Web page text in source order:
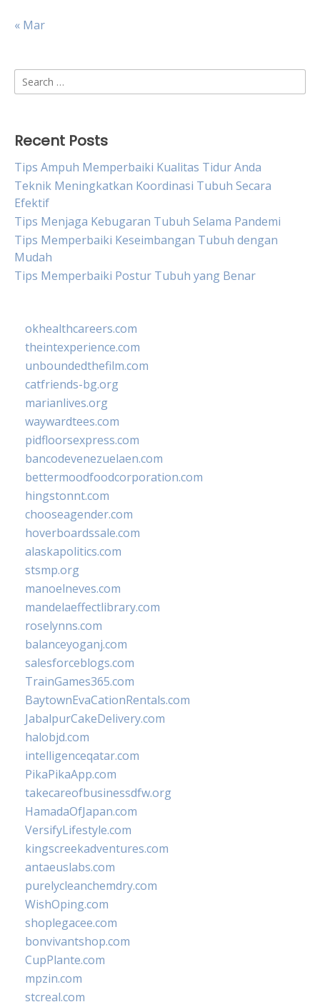
« Mar
Search
for:
Recent Posts
Tips Ampuh Memperbaiki Kualitas Tidur Anda
Teknik Meningkatkan Koordinasi Tubuh Secara
Efektif
Tips Menjaga Kebugaran Tubuh Selama Pandemi
Tips Memperbaiki Keseimbangan Tubuh dengan
Mudah
Tips Memperbaiki Postur Tubuh yang Benar
okhealthcareers.com
theintexperience.com
unboundedthefilm.com
catfriends-bg.org
marianlives.org
waywardtees.com
pidfloorsexpress.com
bancodevenezuelaen.com
bettermoodfoodcorporation.com
hingstonnt.com
chooseagender.com
hoverboardssale.com
alaskapolitics.com
stsmp.org
manoelneves.com
mandelaeffectlibrary.com
roselynns.com
balanceyoganj.com
salesforceblogs.com
TrainGames365.com
BaytownEvaCationRentals.com
JabalpurCakeDelivery.com
halobjd.com
intelligenceqatar.com
PikaPikaApp.com
takecareofbusinessdfw.org
HamadaOfJapan.com
VersifyLifestyle.com
kingscreekadventures.com
antaeuslabs.com
purelycleanchemdry.com
WishOping.com
shoplegacee.com
bonvivantshop.com
CupPlante.com
mpzin.com
stcreal.com